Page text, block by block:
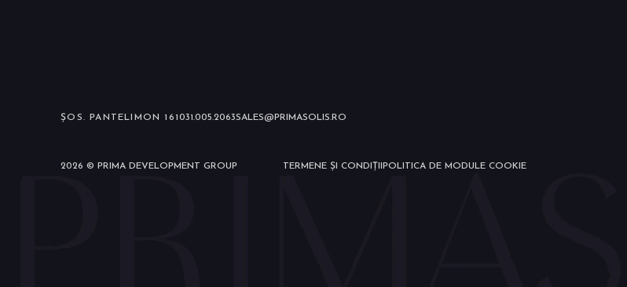
ȘOS. PANTELIMON 161 031.005.2063SALES@PRIMASOLIS.RO
2026 © PRIMA DEVELOPMENT GROUP TERMENE ȘI CONDIȚII POLITICA DE MODULE COOKIE